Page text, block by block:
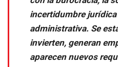
incertidumbre
administrativa. Se
invierten, generan
aparecen nuevos